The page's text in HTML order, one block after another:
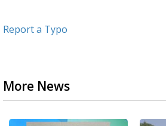
Report a Typo
More News